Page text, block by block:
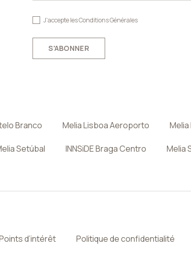
J'accepte lesConditions Générales
S'ABONNER
Branco Melia Lisboa Aeroporto
Setúbal INNSiDE Braga Centro Melia
d’intérêt Politique de confidentialité